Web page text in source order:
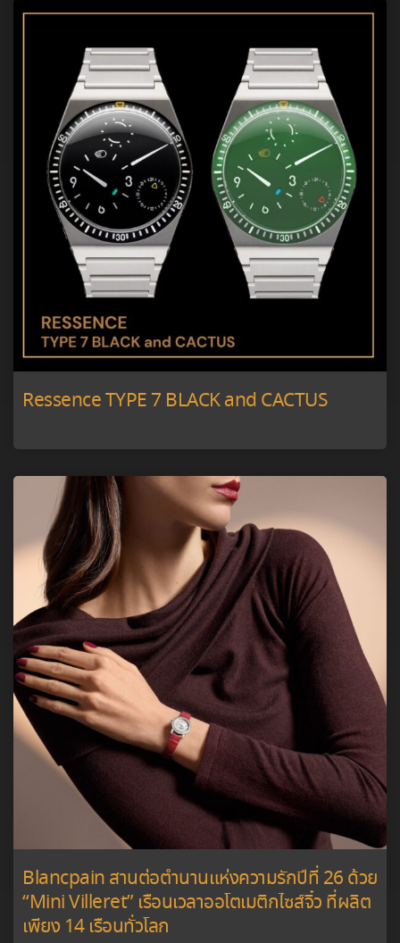
Ressence TYPE 7 BLACK and CACTUS
Blancpain สานต่อตำนานแห่งความรักปีที่ 26 ด้วย
“Mini Villeret” เรือนเวลาออโตเมติกไซส์จิ๋ว ที่ผลิต
เพียง 14 เรือนทั่วโลก